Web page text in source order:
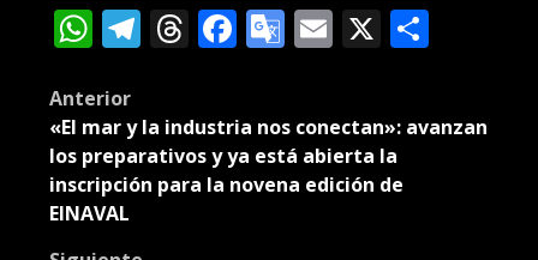
WhatsApp
Telegram
Threads
Facebook
Google
Email
X
Post
navigation
Anterior
«El mar y la industria nos conectan»: avanzan
los preparativos y ya está abierta la
inscripción para la novena edición de
EINAVAL